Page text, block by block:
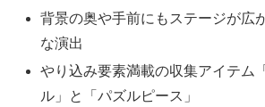
背景の奥や手前にもステージが広
な演出
やり込み要素満載の収集アイテム
ル」と「パズルピース」